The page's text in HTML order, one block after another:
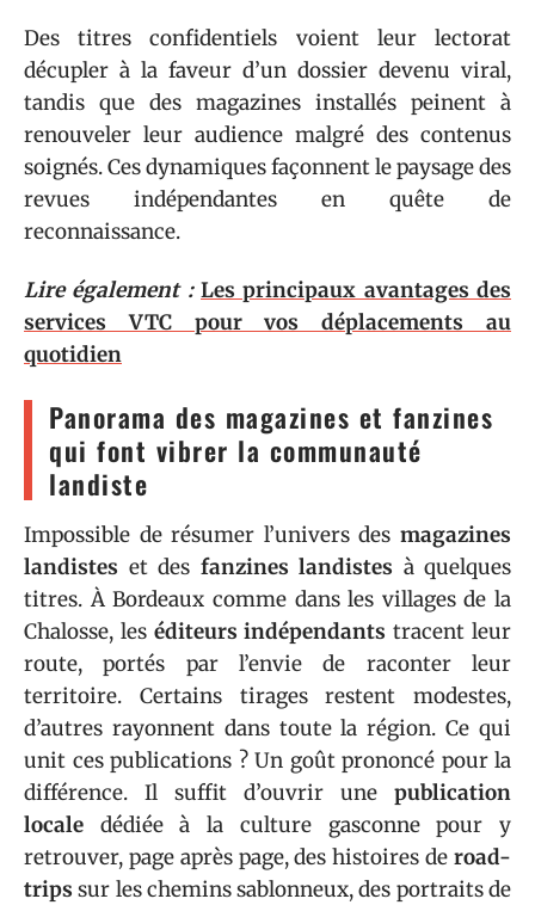
Des titres confidentiels voient leur lectorat
décupler à la faveur d’un dossier devenu viral,
tandis que des magazines installés peinent à
renouveler leur audience malgré des contenus
soignés. Ces dynamiques façonnent le paysage des
revues indépendantes en quête de
reconnaissance.
Lire également : Les principaux avantages des
services VTC pour vos déplacements au
quotidien
Panorama des magazines et fanzines
qui font vibrer la communauté
landiste
Impossible de résumer l’univers des magazines
landistes et des fanzines landistes à quelques
titres. À Bordeaux comme dans les villages de la
Chalosse, les éditeurs indépendants tracent leur
route, portés par l’envie de raconter leur
territoire. Certains tirages restent modestes,
d’autres rayonnent dans toute la région. Ce qui
unit ces publications ? Un goût prononcé pour la
différence. Il suffit d’ouvrir une publication
locale dédiée à la culture gasconne pour y
retrouver, page après page, des histoires de road-
trips sur les chemins sablonneux, des portraits de